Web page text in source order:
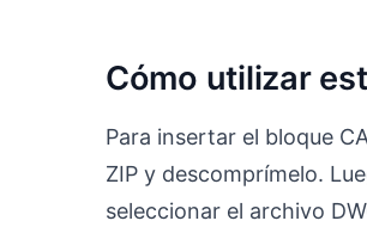
Cómo utilizar
Para insertar el bloque
ZIP y descomprímelo.
seleccionar el archivo